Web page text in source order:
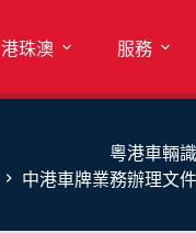
港珠澳 服務
粵港車輛
中港車牌業務辦理文